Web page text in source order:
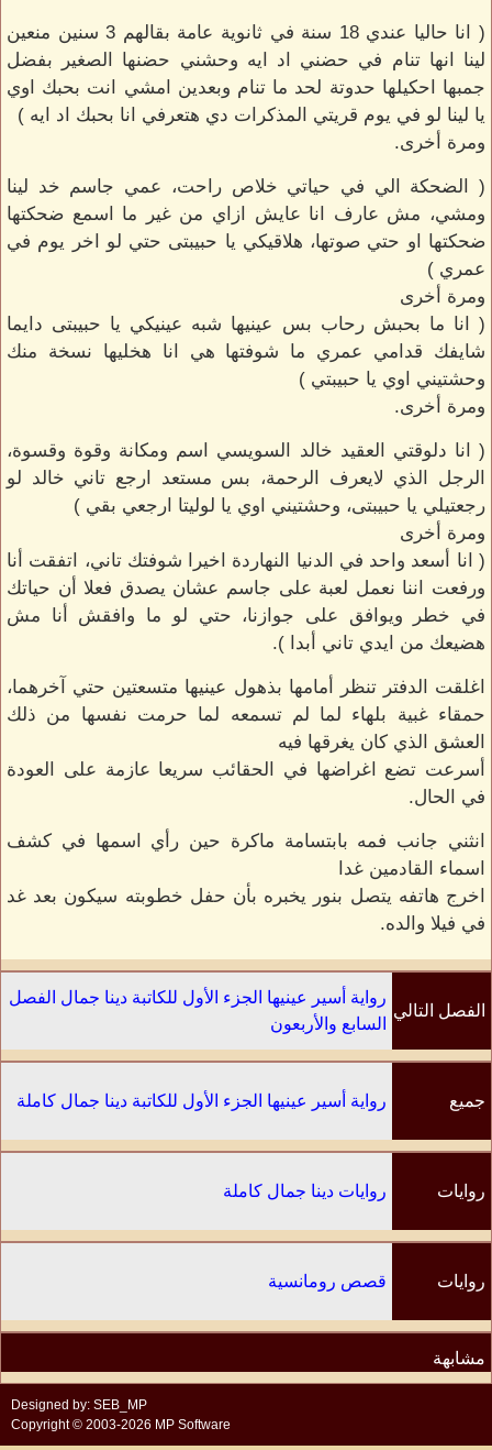
( انا حاليا عندي 18 سنة في ثانوية عامة بقالهم 3 سنين منعين
لينا انها تنام في حضني اد ايه وحشني حضنها الصغير بفضل
جمبها احكيلها حدوتة لحد ما تنام وبعدين امشي انت بحبك اوي
يا لينا لو في يوم قريتي المذكرات دي هتعرفي انا بحبك اد ايه )
ومرة أخرى.
( الضحكة الي في حياتي خلاص راحت، عمي جاسم خد لينا
ومشي، مش عارف انا عايش ازاي من غير ما اسمع ضحكتها
ضحكتها او حتي صوتها، هلاقيكي يا حبيبتى حتي لو اخر يوم في
عمري )
ومرة أخرى
( انا ما بحبش رحاب بس عينيها شبه عينيكي يا حبيبتى دايما
شايفك قدامي عمري ما شوفتها هي انا هخليها نسخة منك
وحشتيني اوي يا حبيبتي )
ومرة أخرى.
( انا دلوقتي العقيد خالد السويسي اسم ومكانة وقوة وقسوة،
الرجل الذي لايعرف الرحمة، بس مستعد ارجع تاني خالد لو
رجعتيلي يا حبيبتى، وحشتيني اوي يا لوليتا ارجعي بقي )
ومرة أخرى
( انا أسعد واحد في الدنيا النهاردة اخيرا شوفتك تاني، اتفقت أنا
ورفعت اننا نعمل لعبة على جاسم عشان يصدق فعلا أن حياتك
في خطر ويوافق على جوازنا، حتي لو ما وافقش أنا مش
هضيعك من ايدي تاني أبدا ).
اغلقت الدفتر تنظر أمامها بذهول عينيها متسعتين حتي آخرهما،
حمقاء غبية بلهاء لما لم تسمعه لما حرمت نفسها من ذلك
العشق الذي كان يغرقها فيه
أسرعت تضع اغراضها في الحقائب سريعا عازمة على العودة
في الحال.
انثني جانب فمه بابتسامة ماكرة حين رأي اسمها في كشف
اسماء القادمين غدا
اخرج هاتفه يتصل بنور يخبره بأن حفل خطوبته سيكون بعد غد
في فيلا والده.
الفصل التالي
رواية أسير عينيها الجزء الأول للكاتبة دينا جمال الفصل
السابع والأربعون
جميع رواية أسير عينيها الجزء الأول للكاتبة دينا جمال كاملة
روايات روايات دينا جمال كاملة
روايات
مشابهة
قصص رومانسية
Designed by: SEB_MP
Copyright © 2003-2026 MP Software